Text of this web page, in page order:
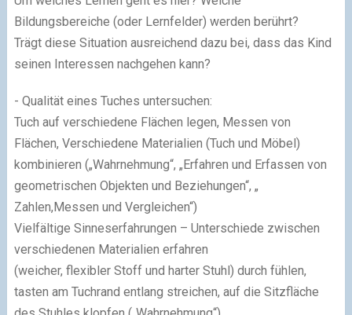
Bildungsbereiche (oder Lernfelder) werden berührt?
Trägt diese Situation ausreichend dazu bei, dass das Kind
seinen Interessen nachgehen kann?
- Qualität eines Tuches untersuchen:
Tuch auf verschiedene Flächen legen, Messen von
Flächen, Verschiedene Materialien (Tuch und Möbel)
kombinieren („Wahrnehmung“, „Erfahren und Erfassen von
geometrischen Objekten und Beziehungen“, „
Zahlen,Messen und Vergleichen“)
Vielfältige Sinneserfahrungen – Unterschiede zwischen
verschiedenen Materialien erfahren
(weicher, flexibler Stoff und harter Stuhl) durch fühlen,
tasten am Tuchrand entlang streichen, auf die Sitzfläche